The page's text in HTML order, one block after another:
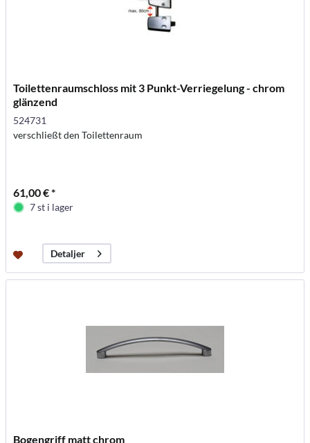
Toilettenraumschloss mit 3 Punkt-Verriegelung - chrom
glänzend
524731
verschließt den Toilettenraum
61,00 € *
7 st i lager
Detaljer
Bogengriff matt chrom